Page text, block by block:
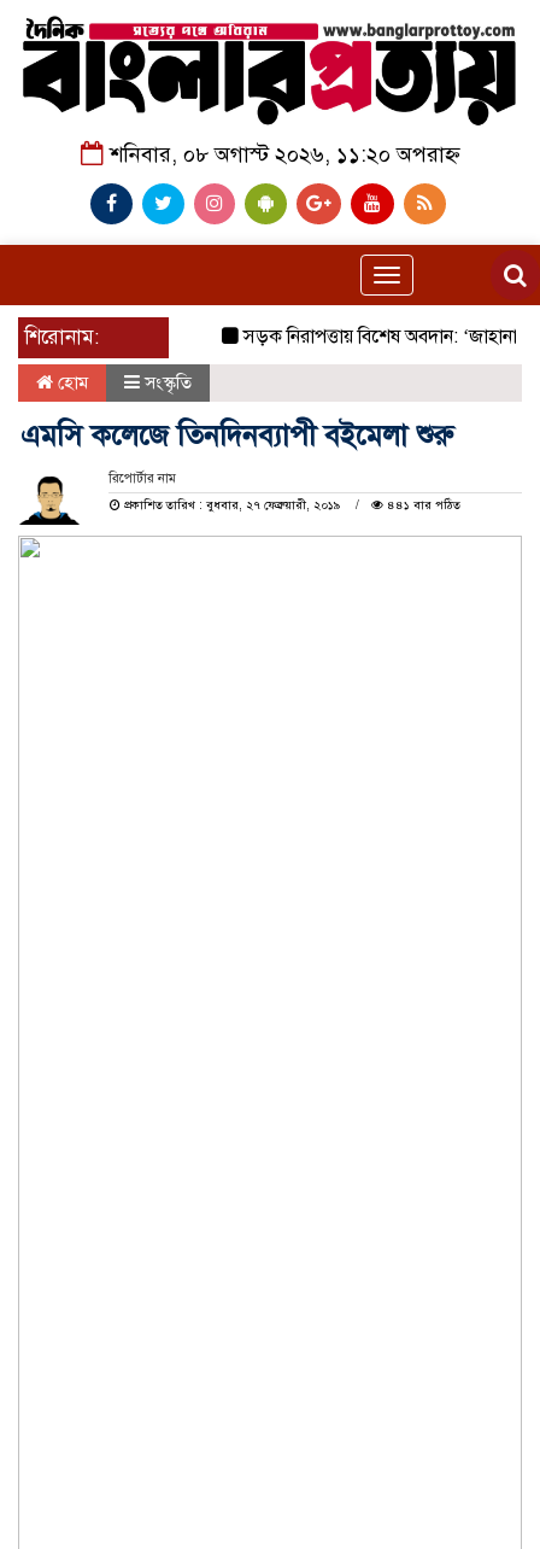
শনিবার, ০৮ অগাস্ট ২০২৬, ১১:২০ অপরাহ্ন
Toggle
navigation
শিরোনাম:
সড়ক নিরাপত্তায় বিশেষ অবদান: ‘জাহানারা
হোম সংস্কৃতি
এমসি কলেজে তিনদিনব্যাপী বইমেলা শুরু
রিপোর্টার নাম
প্রকাশিত তারিখ : বুধবার, ২৭ ফেব্রুয়ারী, ২০১৯
৪৪১ বার পঠিত